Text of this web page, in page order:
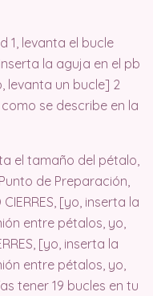
1, levanta el bucle
la aguja en el pb
levanta un bucle] 2
se describe en la
el tamaño del pétalo,
de Preparación,
[yo, inserta la
entre pétalos, yo,
[yo, inserta la
entre pétalos, yo,
tener 19 bucles en tu